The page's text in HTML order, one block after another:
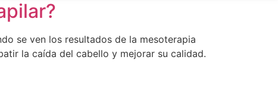
se ven los resultados de la mesoterapia
la caída del cabello y mejorar su calidad.